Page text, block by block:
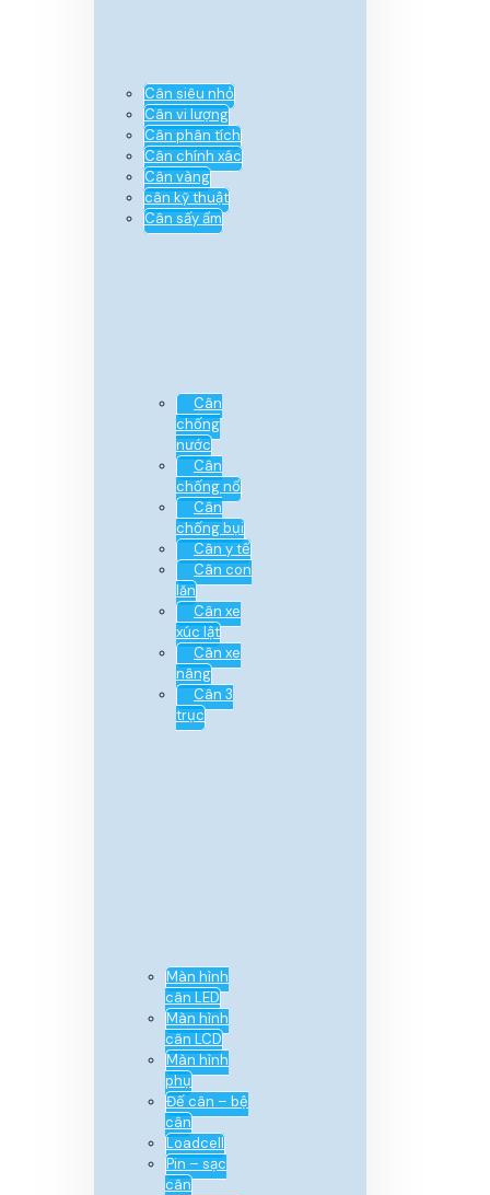
Cân siêu nhỏ
Cân vi lượng
Cân phân tích
Cân chính xác
Cân vàng
cân kỹ thuật
Cân sấy ẩm
Cân
chống
nước
Cân
chống nổ
Cân
chống bụi
Cân y tế
Cân con
lăn
Cân xe
xúc lật
Cân xe
nâng
Cân 3
trục
Màn hình
cân LED
Màn hình
cân LCD
Màn hình
phụ
Đế cân – bệ
cân
Loadcell
Pin – sạc
cân